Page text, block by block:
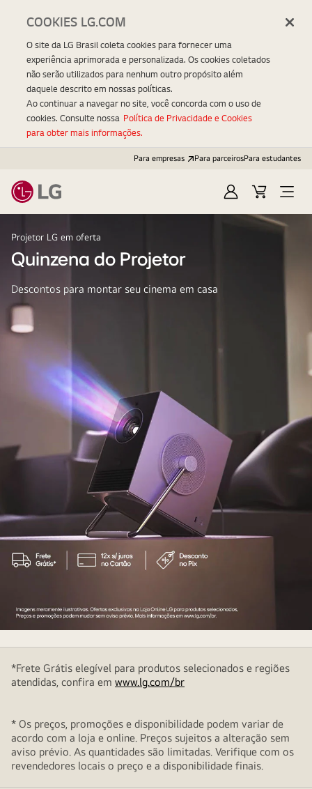
Para empresas Para parceirosPara estudantes
EntrarCarrinhoOpen
Menu
Projetor LG em oferta
Quinzena do Projetor
Descontos para montar seu cinema em casa
*Frete Grátis elegível para produtos selecionados e regiões
atendidas, confira em www.lg.com/br
* Os preços, promoções e disponibilidade podem variar de
acordo com a loja e online. Preços sujeitos a alteração sem
aviso prévio. As quantidades são limitadas. Verifique com os
revendedores locais o preço e a disponibilidade finais.
COOKIES LG.COM
O site da LG Brasil coleta cookies para fornecer uma
experiência aprimorada e personalizada. Os cookies coletados
não serão utilizados para nenhum outro propósito além
daquele descrito em nossas políticas.
Ao continuar a navegar no site, você concorda com o uso de
cookies. Consulte nossa Política de Privacidade e Cookies
para obter mais informações.